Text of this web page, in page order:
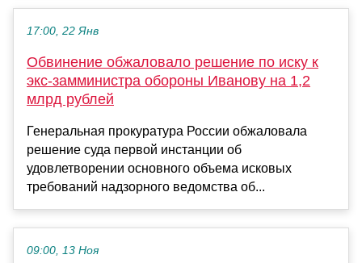
17:00, 22 Янв
Обвинение обжаловало решение по иску к
экс-замминистра обороны Иванову на 1,2
млрд рублей
Генеральная прокуратура России обжаловала
решение суда первой инстанции об
удовлетворении основного объема исковых
требований надзорного ведомства об...
09:00, 13 Ноя